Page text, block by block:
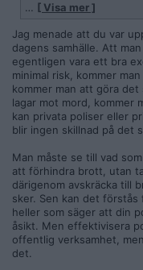
Jag vill egentligen
påstod först att staten
Sedan ändrade du dig
kanske det var det du
formulerade det illa.
Det jag försökte göra
faktiskt har för det
menar att lagar ska
bättre helt enkelt.
I andra avseenden
och som avsett, när
repressiva ingrepp i
Men då kommer vi till
frihetligt samhälle inte
Först och främst är
frihetligt samhälle, det
… [ Visa mer ]
Jag menade att du var
dagens samhälle. Att
egentligen vara ett bra
minimal risk, kommer
kommer man att göra
lagar mot mord, kommer
kan privata poliser eller
blir ingen skillnad på det
Man måste se till vad
att förhindra brott, utan
därigenom avskräcka till
sker. Sen kan det
heller som säger att din
åsikt. Men effektivisera
offentlig verksamhet,
det.